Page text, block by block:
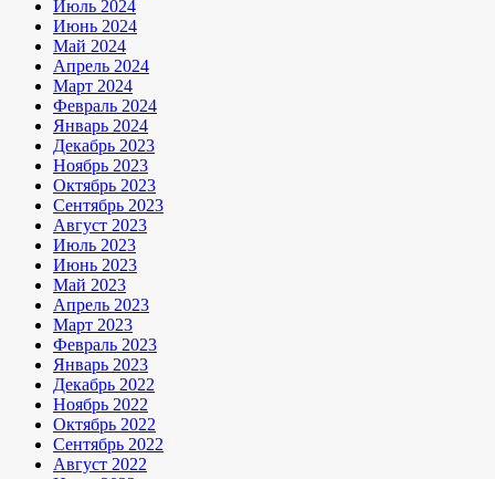
Июль 2024
Июнь 2024
Май 2024
Апрель 2024
Март 2024
Февраль 2024
Январь 2024
Декабрь 2023
Ноябрь 2023
Октябрь 2023
Сентябрь 2023
Август 2023
Июль 2023
Июнь 2023
Май 2023
Апрель 2023
Март 2023
Февраль 2023
Январь 2023
Декабрь 2022
Ноябрь 2022
Октябрь 2022
Сентябрь 2022
Август 2022